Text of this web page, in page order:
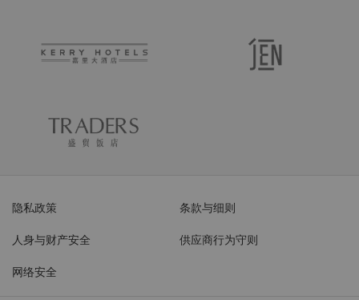
隐私政策 条款与细则
人身与财产安全 供应商行为守则
网络安全